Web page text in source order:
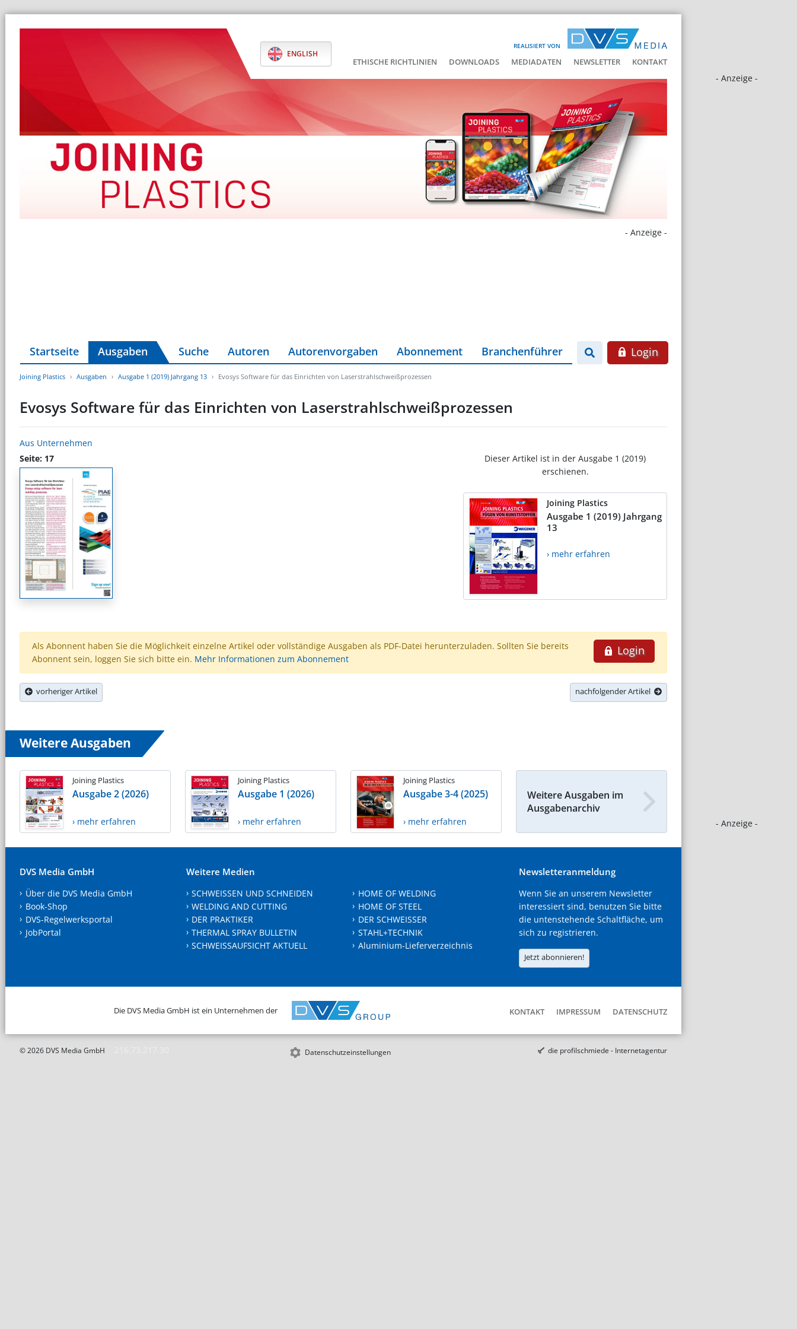
REALISIERT VON
ENGLISH
ETHISCHE RICHTLINIEN DOWNLOADS MEDIADATEN NEWSLETTER KONTAKT
- Anzeige -
- Anzeige -
- Anzeige -
Startseite Ausgaben Suche Autoren Autorenvorgaben Abonnement Branchenführer Login
Joining Plastics Ausgaben Ausgabe 1 (2019) Jahrgang 13 Evosys Software für das Einrichten von Laserstrahlschweißprozessen
Evosys Software für das Einrichten von Laserstrahlschweißprozessen
Aus Unternehmen
Seite: 17
Dieser Artikel ist in der Ausgabe 1 (2019)
erschienen.
Joining Plastics
Ausgabe 1 (2019) Jahrgang
13
› mehr erfahren
Login
Als Abonnent haben Sie die Möglichkeit einzelne Artikel oder vollständige Ausgaben als PDF-Datei herunterzuladen. Sollten Sie bereits
Abonnent sein, loggen Sie sich bitte ein. Mehr Informationen zum Abonnement
vorheriger Artikel nachfolgender Artikel
Weitere Ausgaben
Joining Plastics
Ausgabe 2 (2026)
› mehr erfahren
Joining Plastics
Ausgabe 1 (2026)
› mehr erfahren
Joining Plastics
Ausgabe 3-4 (2025)
› mehr erfahren
Weitere Ausgaben im
Ausgabenarchiv
DVS Media GmbH
Über die DVS Media GmbH
Book-Shop
DVS-Regelwerksportal
JobPortal
Weitere Medien
SCHWEISSEN UND SCHNEIDEN
WELDING AND CUTTING
DER PRAKTIKER
THERMAL SPRAY BULLETIN
SCHWEISSAUFSICHT AKTUELL
HOME OF WELDING
HOME OF STEEL
DER SCHWEISSER
STAHL+TECHNIK
Aluminium-Lieferverzeichnis
Newsletteranmeldung
Wenn Sie an unserem Newsletter
interessiert sind, benutzen Sie bitte
die untenstehende Schaltfläche, um
sich zu registrieren.
Jetzt abonnieren!
Die DVS Media GmbH ist ein Unternehmen der KONTAKT IMPRESSUM DATENSCHUTZ
© 2026 DVS Media GmbH Datenschutzeinstellungen die profilschmiede - Internetagentur